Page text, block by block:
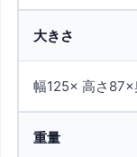
大きさ
幅125× 高さ
重量